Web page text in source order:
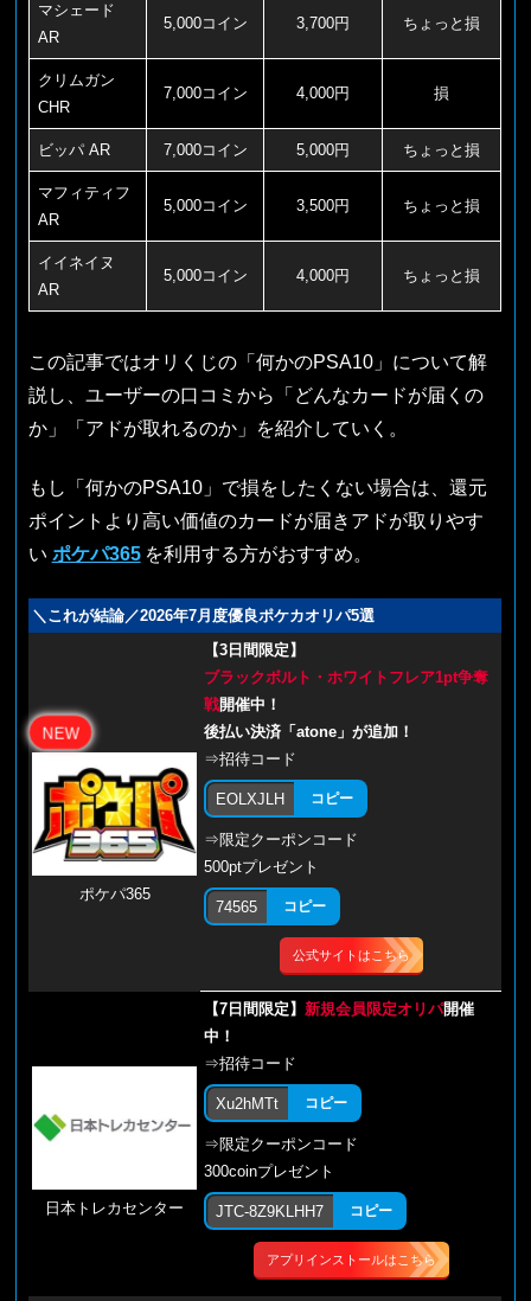
マシェード
AR
5,000コイン 3,700円 ちょっと損
クリムガン
CHR
7,000コイン 4,000円 損
ビッパ AR 7,000コイン 5,000円 ちょっと損
マフィティフ
AR
5,000コイン 3,500円 ちょっと損
イイネイヌ
AR
5,000コイン 4,000円 ちょっと損
この記事ではオリくじの「何かのPSA10」について解
説し、ユーザーの口コミから「どんなカードが届くの
か」「アドが取れるのか」を紹介していく。
もし「何かのPSA10」で損をしたくない場合は、還元
ポイントより高い価値のカードが届きアドが取りやす
い ポケパ365 を利用する方がおすすめ。
＼これが結論／2026年7月度優良ポケカオリパ5選
NEW
ポケパ365
【3日間限定】
ブラックボルト・ホワイトフレア1pt争奪
戦開催中！
後払い決済「atone」が追加！
⇒招待コード
EOLXJLH コピー
⇒限定クーポンコード
500ptプレゼント
74565 コピー
公式サイトはこちら
日本トレカセンター
【7日間限定】新規会員限定オリパ開催
中！
⇒招待コード
Xu2hMTt コピー
⇒限定クーポンコード
300coinプレゼント
JTC-8Z9KLHH7 コピー
アプリインストールはこちら